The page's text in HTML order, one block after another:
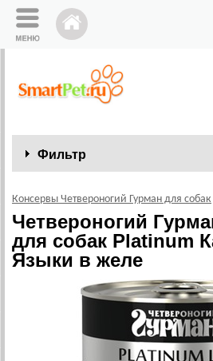
Фильтр
Консервы Четвероногий Гурман для собак
Четвероногий
для собак Platinum
Языки в желе